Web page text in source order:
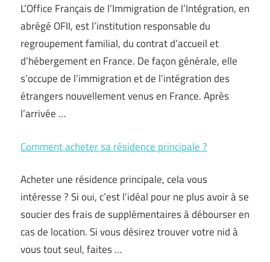
L’Office Français de l’Immigration de l’Intégration, en
abrégé OFII, est l’institution responsable du
regroupement familial, du contrat d’accueil et
d’hébergement en France. De façon générale, elle
s’occupe de l’immigration et de l’intégration des
étrangers nouvellement venus en France. Après
l’arrivée …
Comment acheter sa résidence principale ?
Acheter une résidence principale, cela vous
intéresse ? Si oui, c’est l’idéal pour ne plus avoir à se
soucier des frais de supplémentaires à débourser en
cas de location. Si vous désirez trouver votre nid à
vous tout seul, faites …